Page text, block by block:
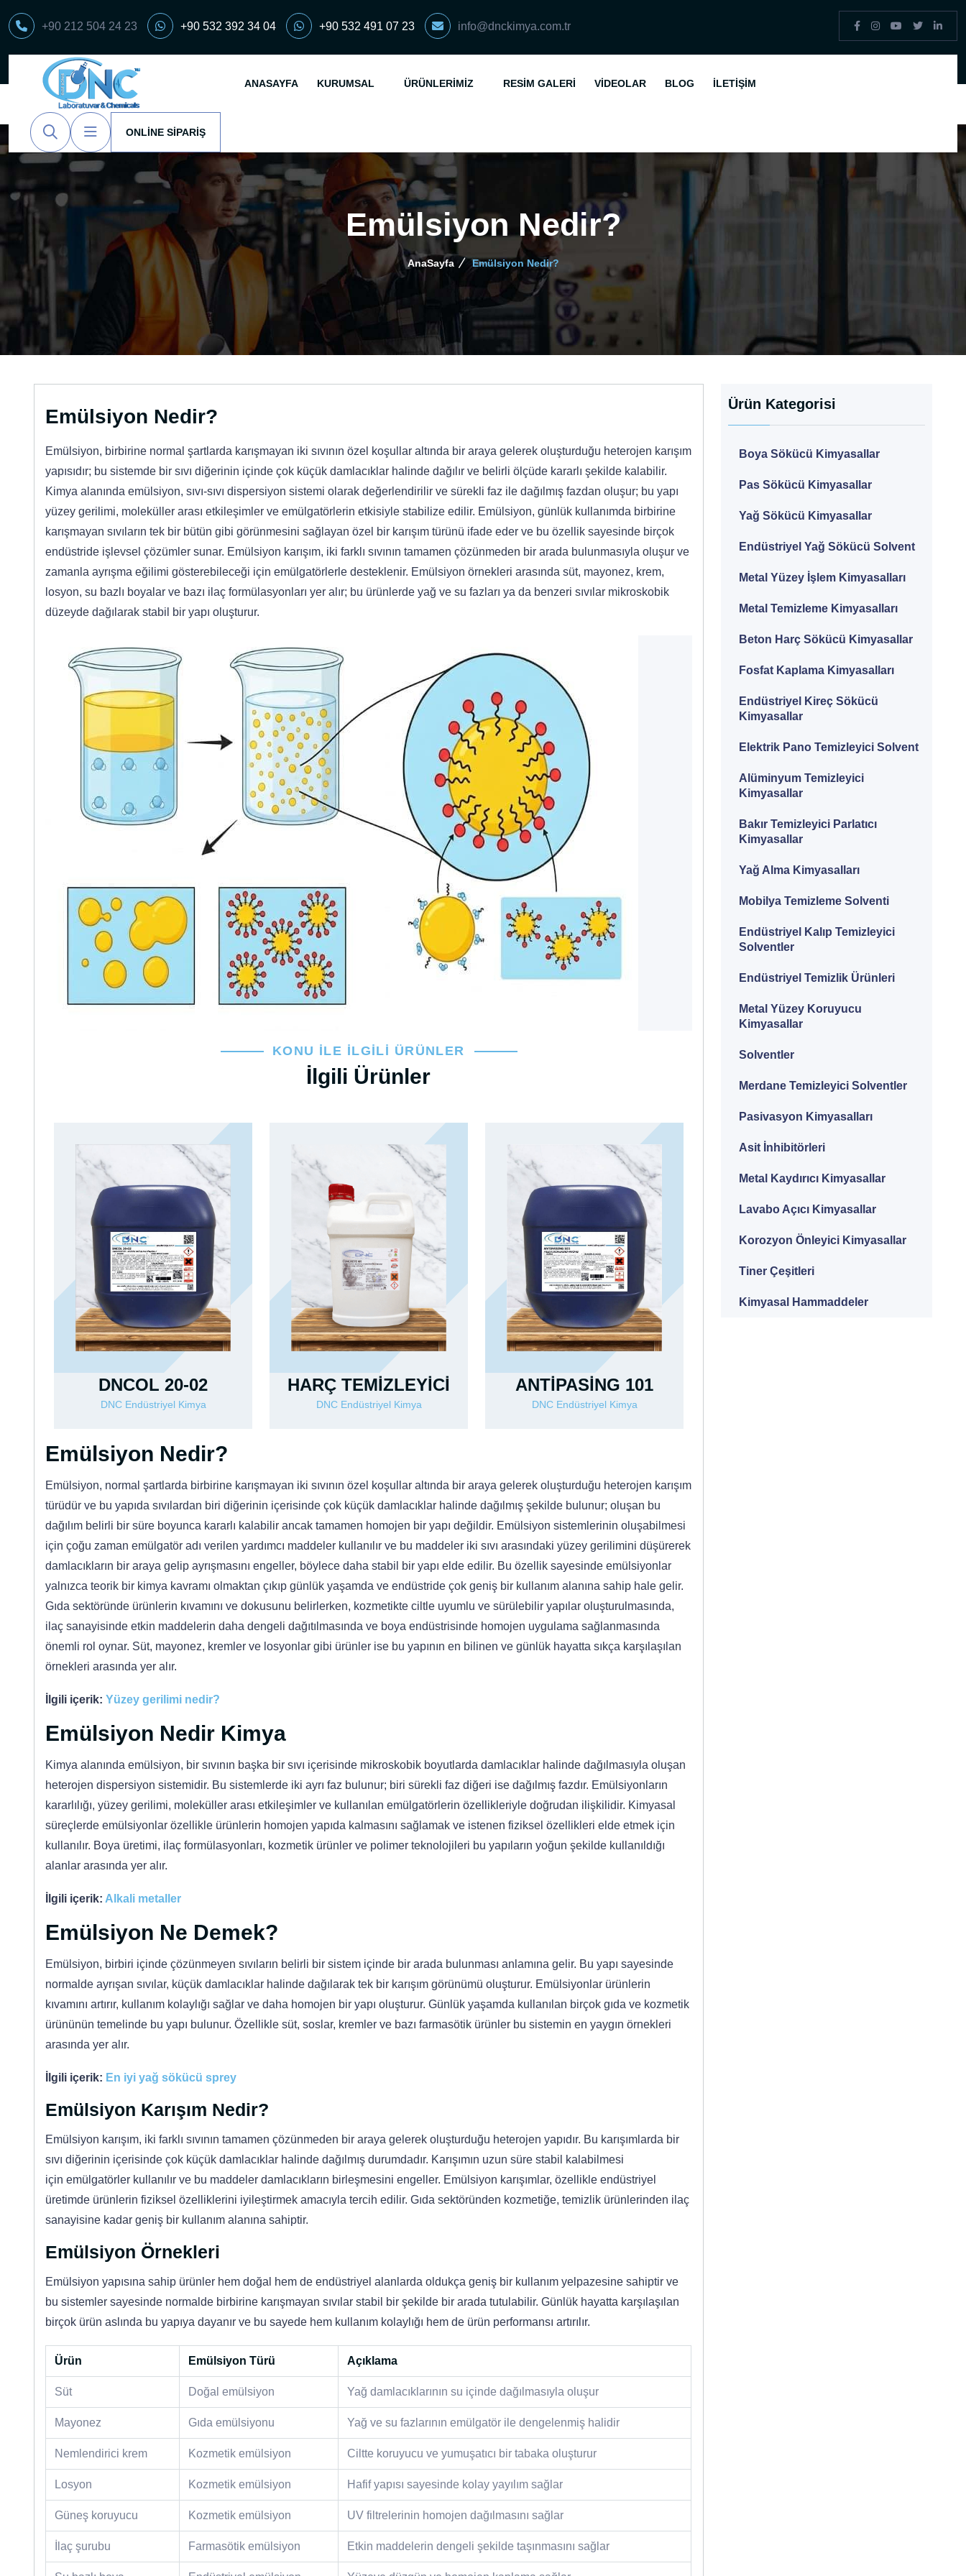
+90 212 504 24 23 +90 532 392 34 04 +90 532 491 07 23 info@dnckimya.com.tr
ANASAYFA KURUMSAL ÜRÜNLERIMIZ RESIM GALERI VIDEOLAR BLOG İLETIŞIM
ONLINE SIPARIŞ
Emülsiyon Nedir?
AnaSayfa Emülsiyon Nedir?
Emülsiyon Nedir?
Emülsiyon, birbirine normal şartlarda karışmayan iki sıvının özel koşullar altında bir araya gelerek oluşturduğu heterojen karışım
yapısıdır; bu sistemde bir sıvı diğerinin içinde çok küçük damlacıklar halinde dağılır ve belirli ölçüde kararlı şekilde kalabilir.
Kimya alanında emülsiyon, sıvı-sıvı dispersiyon sistemi olarak değerlendirilir ve sürekli faz ile dağılmış fazdan oluşur; bu yapı
yüzey gerilimi, moleküller arası etkileşimler ve emülgatörlerin etkisiyle stabilize edilir. Emülsiyon, günlük kullanımda birbirine
karışmayan sıvıların tek bir bütün gibi görünmesini sağlayan özel bir karışım türünü ifade eder ve bu özellik sayesinde birçok
endüstride işlevsel çözümler sunar. Emülsiyon karışım, iki farklı sıvının tamamen çözünmeden bir arada bulunmasıyla oluşur ve
zamanla ayrışma eğilimi gösterebileceği için emülgatörlerle desteklenir. Emülsiyon örnekleri arasında süt, mayonez, krem,
losyon, su bazlı boyalar ve bazı ilaç formülasyonları yer alır; bu ürünlerde yağ ve su fazları ya da benzeri sıvılar mikroskobik
düzeyde dağılarak stabil bir yapı oluşturur.
KONU İLE İLGILI ÜRÜNLER
İlgili Ürünler
DNCOL 20-02
DNC Endüstriyel Kimya
HARÇ TEMİZLEYİCİ
DNC Endüstriyel Kimya
ANTİPASİNG 101
DNC Endüstriyel Kimya
Emülsiyon Nedir?
Emülsiyon, normal şartlarda birbirine karışmayan iki sıvının özel koşullar altında bir araya gelerek oluşturduğu heterojen karışım
türüdür ve bu yapıda sıvılardan biri diğerinin içerisinde çok küçük damlacıklar halinde dağılmış şekilde bulunur; oluşan bu
dağılım belirli bir süre boyunca kararlı kalabilir ancak tamamen homojen bir yapı değildir. Emülsiyon sistemlerinin oluşabilmesi
için çoğu zaman emülgatör adı verilen yardımcı maddeler kullanılır ve bu maddeler iki sıvı arasındaki yüzey gerilimini düşürerek
damlacıkların bir araya gelip ayrışmasını engeller, böylece daha stabil bir yapı elde edilir. Bu özellik sayesinde emülsiyonlar
yalnızca teorik bir kimya kavramı olmaktan çıkıp günlük yaşamda ve endüstride çok geniş bir kullanım alanına sahip hale gelir.
Gıda sektöründe ürünlerin kıvamını ve dokusunu belirlerken, kozmetikte ciltle uyumlu ve sürülebilir yapılar oluşturulmasında,
ilaç sanayisinde etkin maddelerin daha dengeli dağıtılmasında ve boya endüstrisinde homojen uygulama sağlanmasında
önemli rol oynar. Süt, mayonez, kremler ve losyonlar gibi ürünler ise bu yapının en bilinen ve günlük hayatta sıkça karşılaşılan
örnekleri arasında yer alır.
İlgili içerik: Yüzey gerilimi nedir?
Emülsiyon Nedir Kimya
Kimya alanında emülsiyon, bir sıvının başka bir sıvı içerisinde mikroskobik boyutlarda damlacıklar halinde dağılmasıyla oluşan
heterojen dispersiyon sistemidir. Bu sistemlerde iki ayrı faz bulunur; biri sürekli faz diğeri ise dağılmış fazdır. Emülsiyonların
kararlılığı, yüzey gerilimi, moleküller arası etkileşimler ve kullanılan emülgatörlerin özellikleriyle doğrudan ilişkilidir. Kimyasal
süreçlerde emülsiyonlar özellikle ürünlerin homojen yapıda kalmasını sağlamak ve istenen fiziksel özellikleri elde etmek için
kullanılır. Boya üretimi, ilaç formülasyonları, kozmetik ürünler ve polimer teknolojileri bu yapıların yoğun şekilde kullanıldığı
alanlar arasında yer alır.
İlgili içerik: Alkali metaller
Emülsiyon Ne Demek?
Emülsiyon, birbiri içinde çözünmeyen sıvıların belirli bir sistem içinde bir arada bulunması anlamına gelir. Bu yapı sayesinde
normalde ayrışan sıvılar, küçük damlacıklar halinde dağılarak tek bir karışım görünümü oluşturur. Emülsiyonlar ürünlerin
kıvamını artırır, kullanım kolaylığı sağlar ve daha homojen bir yapı oluşturur. Günlük yaşamda kullanılan birçok gıda ve kozmetik
ürününün temelinde bu yapı bulunur. Özellikle süt, soslar, kremler ve bazı farmasötik ürünler bu sistemin en yaygın örnekleri
arasında yer alır.
İlgili içerik: En iyi yağ sökücü sprey
Emülsiyon Karışım Nedir?
Emülsiyon karışım, iki farklı sıvının tamamen çözünmeden bir araya gelerek oluşturduğu heterojen yapıdır. Bu karışımlarda bir
sıvı diğerinin içerisinde çok küçük damlacıklar halinde dağılmış durumdadır. Karışımın uzun süre stabil kalabilmesi
için emülgatörler kullanılır ve bu maddeler damlacıkların birleşmesini engeller. Emülsiyon karışımlar, özellikle endüstriyel
üretimde ürünlerin fiziksel özelliklerini iyileştirmek amacıyla tercih edilir. Gıda sektöründen kozmetiğe, temizlik ürünlerinden ilaç
sanayisine kadar geniş bir kullanım alanına sahiptir.
Emülsiyon Örnekleri
Emülsiyon yapısına sahip ürünler hem doğal hem de endüstriyel alanlarda oldukça geniş bir kullanım yelpazesine sahiptir ve
bu sistemler sayesinde normalde birbirine karışmayan sıvılar stabil bir şekilde bir arada tutulabilir. Günlük hayatta karşılaşılan
birçok ürün aslında bu yapıya dayanır ve bu sayede hem kullanım kolaylığı hem de ürün performansı artırılır.
Ürün Emülsiyon Türü Açıklama
Süt Doğal emülsiyon Yağ damlacıklarının su içinde dağılmasıyla oluşur
Mayonez Gıda emülsiyonu Yağ ve su fazlarının emülgatör ile dengelenmiş halidir
Nemlendirici krem Kozmetik emülsiyon Ciltte koruyucu ve yumuşatıcı bir tabaka oluşturur
Losyon Kozmetik emülsiyon Hafif yapısı sayesinde kolay yayılım sağlar
Güneş koruyucu Kozmetik emülsiyon UV filtrelerinin homojen dağılmasını sağlar
İlaç şurubu Farmasötik emülsiyon Etkin maddelerin dengeli şekilde taşınmasını sağlar
Ürün Kategorisi
Boya Sökücü Kimyasallar
Pas Sökücü Kimyasallar
Yağ Sökücü Kimyasallar
Endüstriyel Yağ Sökücü Solvent
Metal Yüzey İşlem Kimyasalları
Metal Temizleme Kimyasalları
Beton Harç Sökücü Kimyasallar
Fosfat Kaplama Kimyasalları
Endüstriyel Kireç Sökücü
Kimyasallar
Elektrik Pano Temizleyici Solvent
Alüminyum Temizleyici
Kimyasallar
Bakır Temizleyici Parlatıcı
Kimyasallar
Yağ Alma Kimyasalları
Mobilya Temizleme Solventi
Endüstriyel Kalıp Temizleyici
Solventler
Endüstriyel Temizlik Ürünleri
Metal Yüzey Koruyucu
Kimyasallar
Solventler
Merdane Temizleyici Solventler
Pasivasyon Kimyasalları
Asit İnhibitörleri
Metal Kaydırıcı Kimyasallar
Lavabo Açıcı Kimyasallar
Korozyon Önleyici Kimyasallar
Tiner Çeşitleri
Kimyasal Hammaddeler